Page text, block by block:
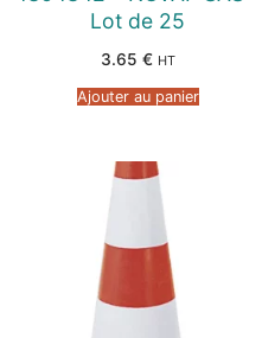
Lot de 25
3.65 € HT
Ajouter au panier